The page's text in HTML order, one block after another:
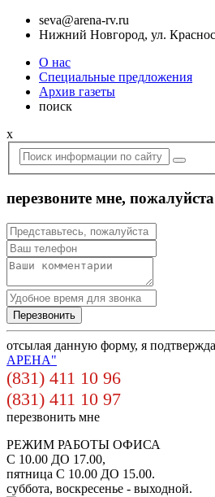
seva@arena-rv.ru
Нижний Новгород, ул.
О нас
Специальные предложения
Архив газеты
поиск
x
перезвоните мне, пожалуйста
отсылая данную форму, я
АРЕНА"
(831) 411 10 96
(831) 411 10 97
перезвонить мне
РЕЖИМ РАБОТЫ ОФИСА
С 10.00 ДО 17.00,
пятница С 10.00 ДО 15.00.
суббота, воскресенье - выходной.